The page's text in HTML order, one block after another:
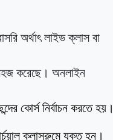
অর্থাৎ লাইভ ক্লাস বা
সহজ করেছে। অনলাইন
কোর্স নির্বাচন করতে হয়।
ক্লাসরুমে যুক্ত হন।